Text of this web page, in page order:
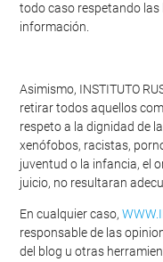
todo caso respetando
información.
Asimismo, INSTITUTO
retirar todos aquellos
respeto a la dignidad de
xenófobos, racistas,
juventud o la infancia, el
juicio, no resultaran
En cualquier caso,
responsable de las
del blog u otras